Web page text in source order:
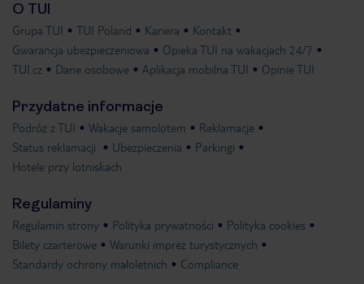
O TUI
Grupa TUI TUI Poland Kariera
Kontakt
Gwarancja ubezpieczeniowa
Opieka TUI na wakacjach 24/7
TUI.cz
Dane osobowe Aplikacja mobilna TUI Opinie TUI
Przydatne informacje
Podróż z TUI Wakacje samolotem
Reklamacje
Status reklamacji
Ubezpieczenia
Parkingi
Hotele przy lotniskach
Regulaminy
Regulamin strony Polityka prywatności
Polityka cookies
Bilety czarterowe
Warunki imprez turystycznych
Standardy ochrony małoletnich
Compliance